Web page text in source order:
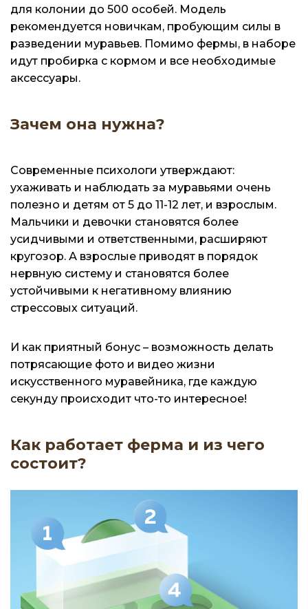
для колонии до 500 особей. Модель
рекомендуется новичкам, пробующим силы в
разведении муравьев. Помимо фермы, в наборе
идут пробирка с кормом и все необходимые
аксессуары.
Зачем она нужна?
Современные психологи утверждают:
ухаживать и наблюдать за муравьями очень
полезно и детям от 5 до 11-12 лет, и взрослым.
Мальчики и девочки становятся более
усидчивыми и ответственными, расширяют
кругозор. А взрослые приводят в порядок
нервную систему и становятся более
устойчивыми к негативному влиянию
стрессовых ситуаций.
И как приятный бонус – возможность делать
потрясающие фото и видео жизни
искусственного муравейника, где каждую
секунду происходит что-то интересное!
Как работает ферма и из чего
состоит?